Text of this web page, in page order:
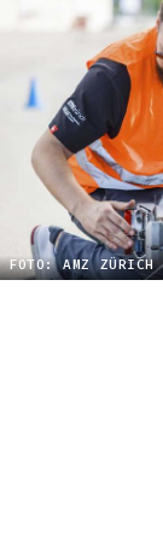
FOTO: AMZ ZÜRICH